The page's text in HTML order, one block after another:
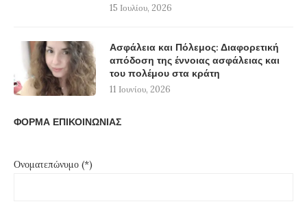
15 Ιουλίου, 2026
Ασφάλεια και Πόλεμος: Διαφορετική
απόδοση της έννοιας ασφάλειας και
του πολέμου στα κράτη
11 Ιουνίου, 2026
ΦΟΡΜΑ ΕΠΙΚΟΙΝΩΝΙΑΣ
Ονοματεπώνυμο (*)